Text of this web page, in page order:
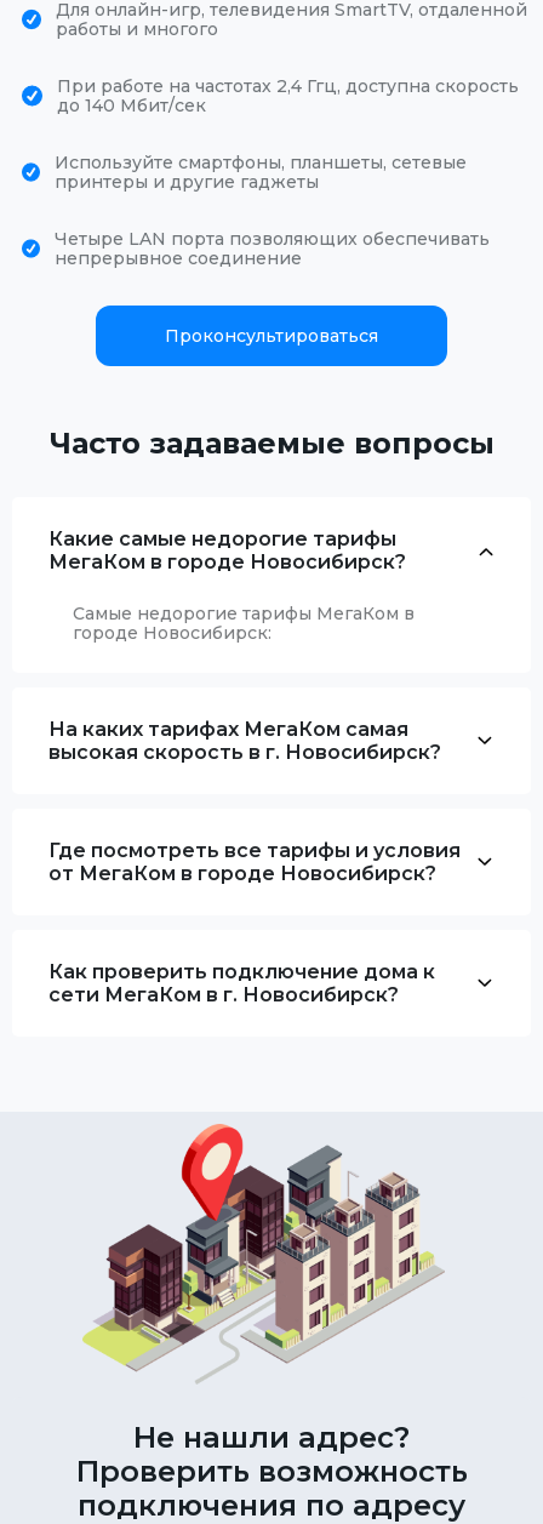
Для онлайн-игр, телевидения SmartTV, отдаленной
работы и многого
При работе на частотах 2,4 Ггц, доступна скорость
до 140 Мбит/сек
Используйте смартфоны, планшеты, сетевые
принтеры и другие гаджеты
Четыре LAN порта позволяющих обеспечивать
непрерывное соединение
Проконсультироваться
Часто задаваемые вопросы
Какие самые недорогие тарифы
МегаКом в городе Новосибирск?
Самые недорогие тарифы МегаКом в
городе Новосибирск:
На каких тарифах МегаКом самая
высокая скорость в г. Новосибирск?
Где посмотреть все тарифы и условия
от МегаКом в городе Новосибирск?
Как проверить подключение дома к
сети МегаКом в г. Новосибирск?
Не нашли адрес?
Проверить возможность
подключения по адресу